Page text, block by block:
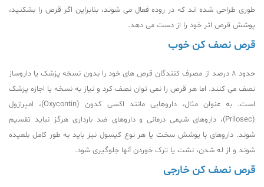
طوری طراحی شده اند که در روده فعال می شوند، بنابراین اگر قرص را بشکنید،
پوشش قرص اثر خود را از دست می دهد.
قرص نصف کن خوب
حدود 8 درصد از مصرف کنندگان قرص های خود را بدون نسخه پزشک یا داروساز
نصف می کنند. اما هر قرص را نمی توان نصف کرد و نیاز به نسخه یا اجازه پزشک
است. به عنوان مثال، داروهایی مانند اکسی کدون (Oxycontin)، امپرازول
(Prilosec)، داروهای شیمی درمانی و داروهای ضد بارداری هرگز نباید تقسیم
شوند. داروهای با پوشش سخت یا هر نوع کپسول نیز باید به طور کامل بلعیده
شوند و از له شدن، نشت یا ترک خوردن آنها جلوگیری شود.
قرص نصف کن خارجی